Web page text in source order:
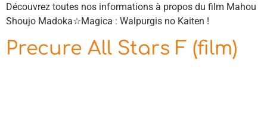
Découvrez toutes nos informations à propos du film Mahou
Shoujo Madoka☆Magica : Walpurgis no Kaiten !
Precure All Stars F (film)